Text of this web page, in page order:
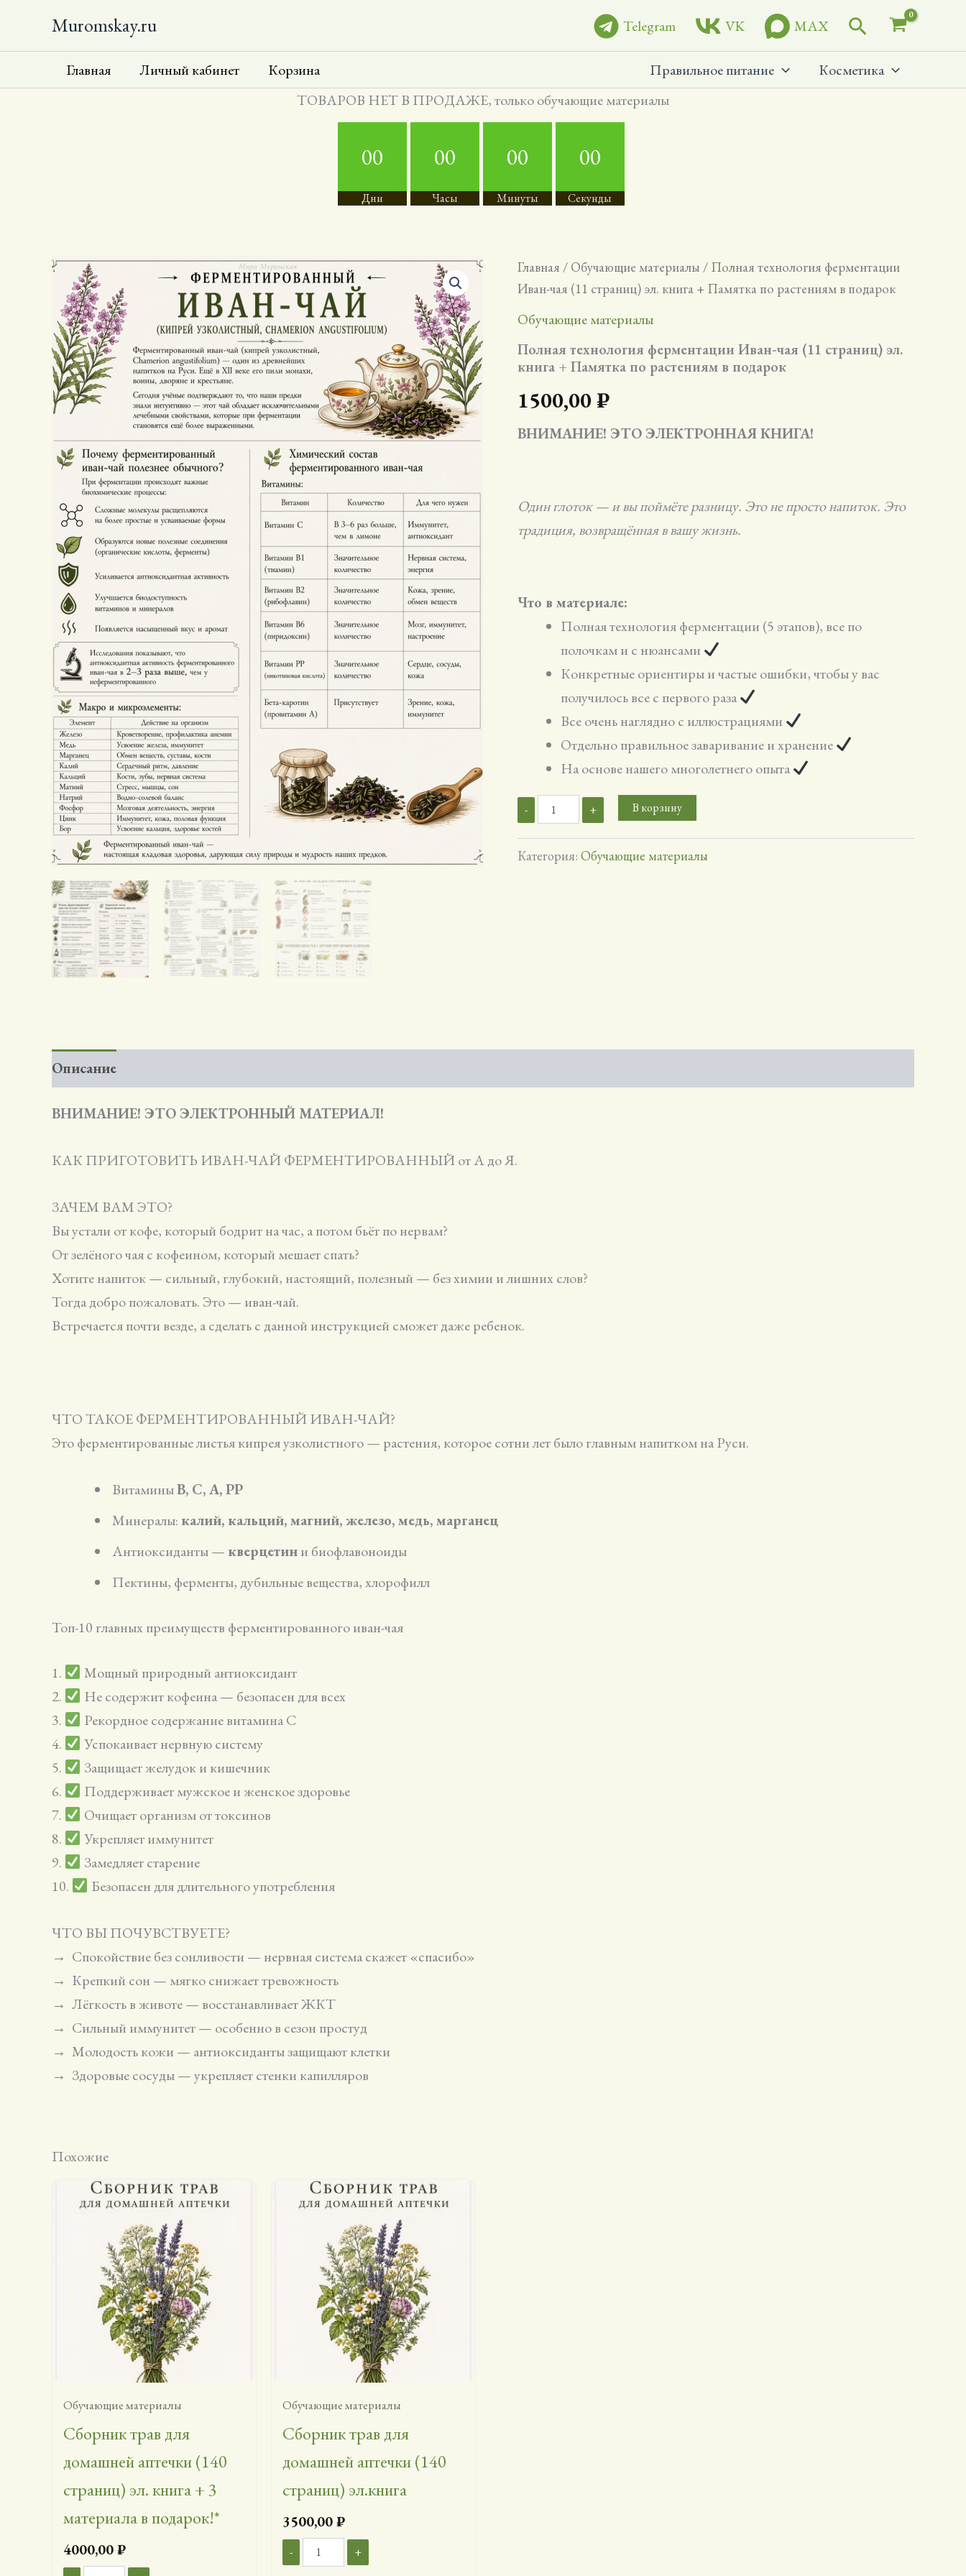
содержимому
Muromskay.ru Telegram VK MAX Поиск
Главная Личный кабинет Корзина Правильное питание
Косметика
ТОВАРОВ НЕТ В ПРОДАЖЕ, только обучающие материалы
00
Дни
00
Часы
00
Минуты
00
Секунды
Главная / Обучающие материалы / Полная технология ферментации
Иван-чая (11 страниц) эл. книга + Памятка по растениям в подарок
Обучающие материалы
Полная технология ферментации Иван-чая (11 страниц) эл.
книга + Памятка по растениям в подарок
1500,00₽
ВНИМАНИЕ! ЭТО ЭЛЕКТРОННАЯ КНИГА!
Один глоток — и вы поймёте разницу. Это не просто напиток. Это
традиция, возвращённая в вашу жизнь.
Что в материале:
Полная технология ферментации (5 этапов), все по
полочкам и с нюансами
Конкретные ориентиры и частые ошибки, чтобы у вас
получилось все с первого раза
Все очень наглядно с иллюстрациями
Отдельно правильное заваривание и хранение
На основе нашего многолетнего опыта
-
Количество
товара
ферментации
+ В корзину
Категория: Обучающие материалы
Описание
ВНИМАНИЕ! ЭТО ЭЛЕКТРОННЫЙ МАТЕРИАЛ!
КАК ПРИГОТОВИТЬ ИВАН-ЧАЙ ФЕРМЕНТИРОВАННЫЙ от А до Я.
ЗАЧЕМ ВАМ ЭТО?
Вы устали от кофе, который бодрит на час, а потом бьёт по нервам?
От зелёного чая с кофеином, который мешает спать?
Хотите напиток — сильный, глубокий, настоящий, полезный — без химии и лишних слов?
Тогда добро пожаловать. Это — иван-чай.
Встречается почти везде, а сделать с данной инструкцией сможет даже ребенок.
ЧТО ТАКОЕ ФЕРМЕНТИРОВАННЫЙ ИВАН-ЧАЙ?
Это ферментированные листья кипрея узколистного — растения, которое сотни лет было главным напитком на Руси.
ВитаминыB, C, A, PP
Минералы: калий, кальций, магний, железо, медь, марганец
Антиоксиданты — кверцетини биофлавоноиды
Пектины, ферменты, дубильные вещества, хлорофилл
Топ-10 главных преимуществ ферментированного иван-чая
1.
Мощный природный антиоксидант
2.
Не содержит кофеина — безопасен для всех
3.
Рекордное содержание витамина C
4.
Успокаивает нервную систему
5.
Защищает желудок и кишечник
6.
Поддерживает мужское и женское здоровье
7.
Очищает организм от токсинов
8.
Укрепляет иммунитет
9.
Замедляет старение
10.
Безопасен для длительного употребления
ЧТО ВЫ ПОЧУВСТВУЕТЕ?
→ Спокойствие без сонливости — нервная система скажет «спасибо»
→ Крепкий сон — мягко снижает тревожность
→ Лёгкость в животе — восстанавливает ЖКТ
→ Сильный иммунитет — особенно в сезон простуд
→ Молодость кожи — антиоксиданты защищают клетки
→ Здоровые сосуды — укрепляет стенки капилляров
Похожие
Обучающие материалы
Сборник трав для
домашней аптечки (140
страниц) эл. книга + 3
материала в подарок!*
4000,00₽
Количество
Обучающие материалы
Сборник трав для
домашней аптечки (140
страниц) эл.книга
3500,00₽
-
Количество
товара
+